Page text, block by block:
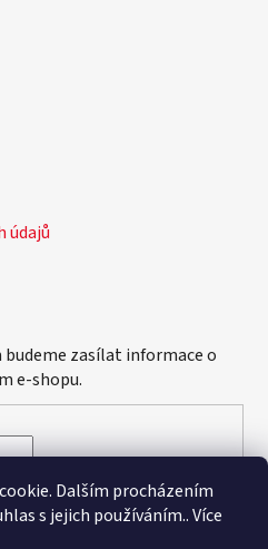
Dalším procházením
s jejich používáním.. Více
údajů
zasílat informace o
e-shopu.
s podmínkami ochrany